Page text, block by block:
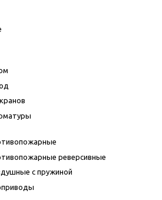
реверсивные
с пружиной